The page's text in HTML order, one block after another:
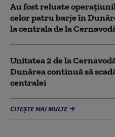
Au fost reluate
celor patru barje în
la centrala de la
Unitatea 2 de la
Dunărea continuă să
centralei
CITEȘTE MAI MULTE